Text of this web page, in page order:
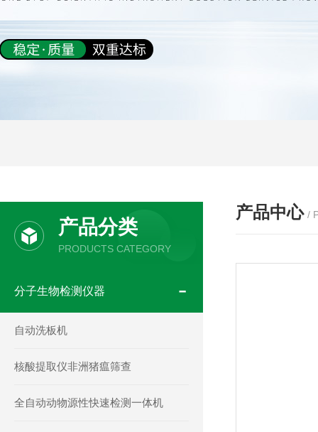
产品中心 /
产品分类
PRODUCTS CATEGORY
分子生物检测仪器
自动洗板机
核酸提取仪非洲猪瘟筛查
全自动动物源性快速检测一体机